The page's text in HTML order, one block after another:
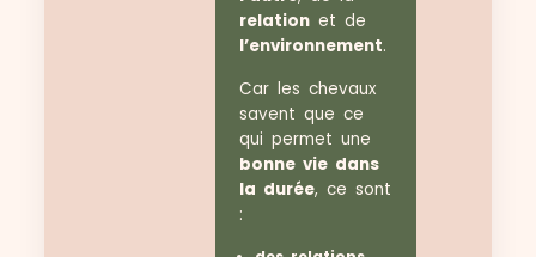
relationet de
l’environnement.
Car les chevaux
savent que ce
qui permet une
bonne vie dans
la durée, ce sont
: